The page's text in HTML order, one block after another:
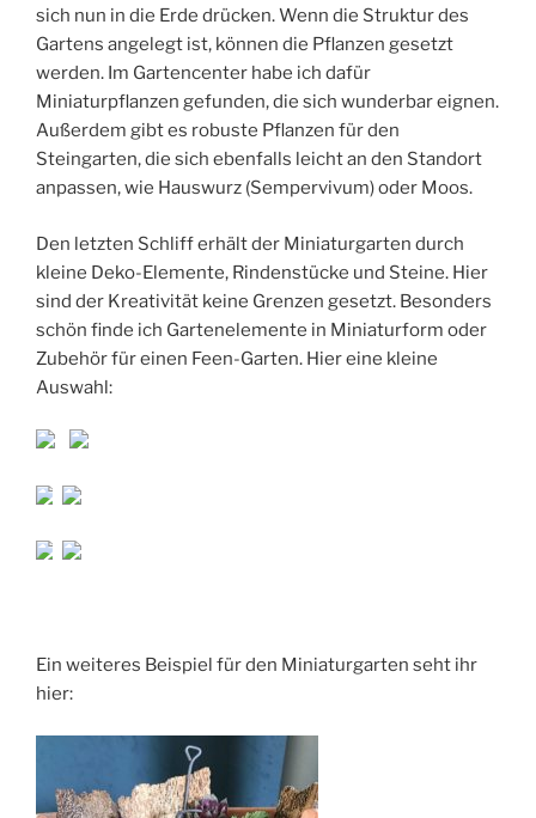
sich nun in die Erde drücken. Wenn die Struktur des
Gartens angelegt ist, können die Pflanzen gesetzt
werden. Im Gartencenter habe ich dafür
Miniaturpflanzen gefunden, die sich wunderbar eignen.
Außerdem gibt es robuste Pflanzen für den
Steingarten, die sich ebenfalls leicht an den Standort
anpassen, wie Hauswurz (Sempervivum) oder Moos.
Den letzten Schliff erhält der Miniaturgarten durch
kleine Deko-Elemente, Rindenstücke und Steine. Hier
sind der Kreativität keine Grenzen gesetzt. Besonders
schön finde ich Gartenelemente in Miniaturform oder
Zubehör für einen Feen-Garten. Hier eine kleine
Auswahl:
Ein weiteres Beispiel für den Miniaturgarten seht ihr
hier: